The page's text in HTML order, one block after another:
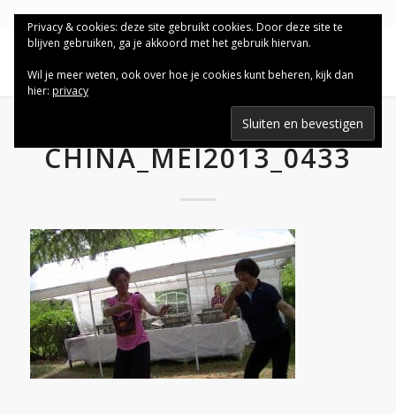
CHINA_MEI2013_0433
Privacy & cookies: deze site gebruikt cookies. Door deze site te
blijven gebruiken, ga je akkoord met het gebruik hiervan.
Wil je meer weten, ook over hoe je cookies kunt beheren, kijk dan
hier: privacy